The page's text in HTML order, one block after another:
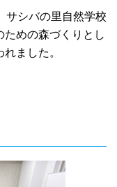
サシバの里自然学校
めの森づくりとし
ました。